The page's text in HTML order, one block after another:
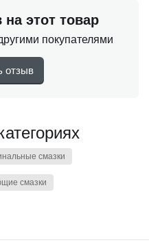
этот товар
покупателями
отзыв
смазки
смазки